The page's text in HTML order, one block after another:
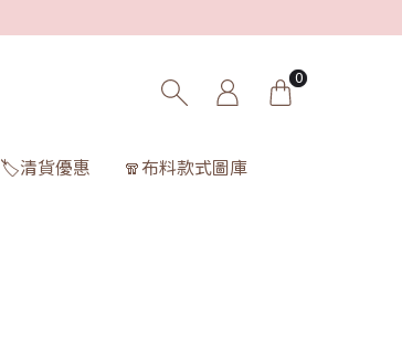
0
🏷️清貨優惠 🧣布料款式圖庫